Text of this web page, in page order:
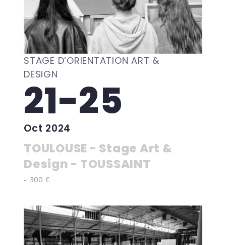
STAGE D’ORIENTATION ART &
DESIGN
21-25
Oct 2024
TOULOUSE - Stage Art &
Design - TOUSSAINT
- 300 €